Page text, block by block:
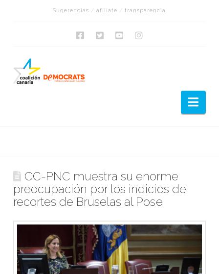
Sugerencias /afíliate /transparencia
CC-PNC muestra su enorme
preocupación por los indicios de
recortes de Bruselas al Posei